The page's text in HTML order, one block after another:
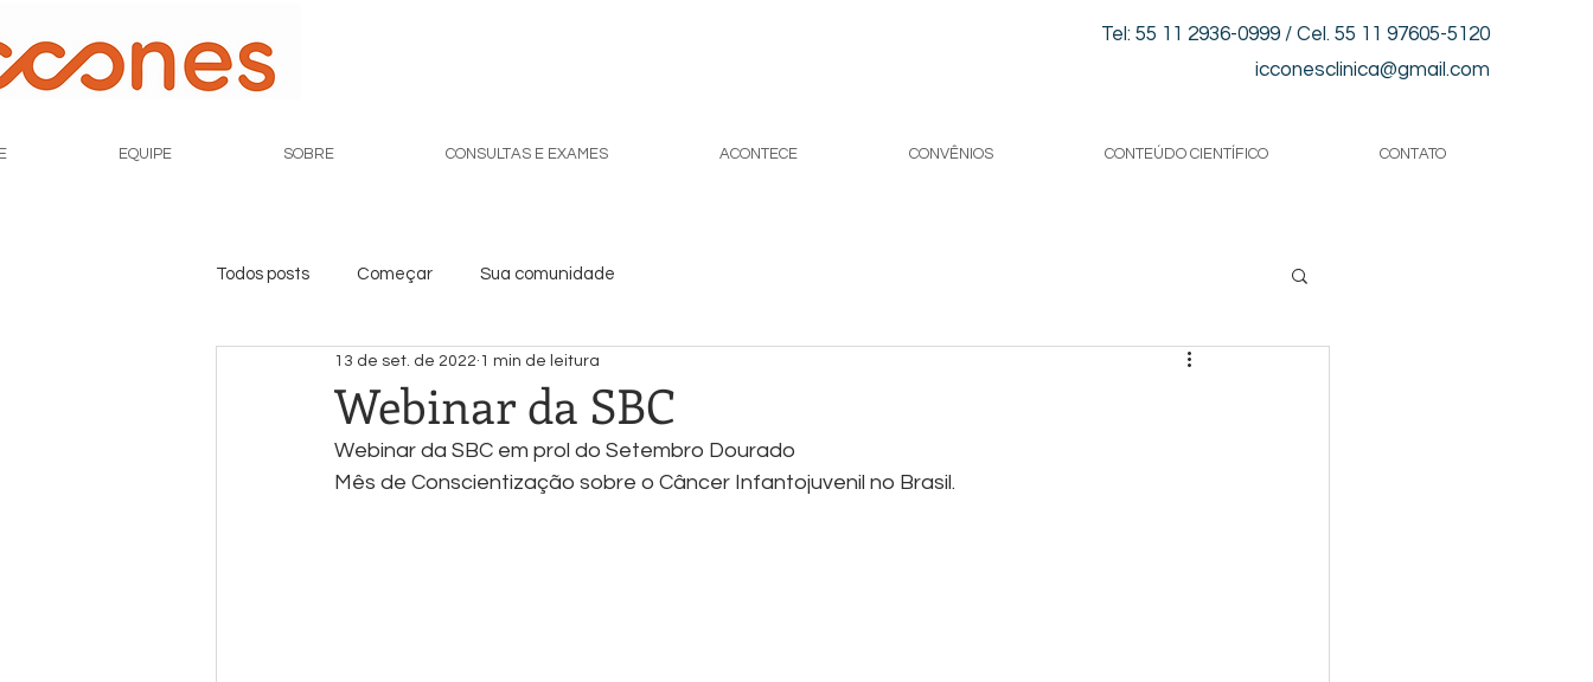
Tel: 55 11 2936-0999 / Cel. 55 11 97605-5120
icconesclinica@gmail.com
EQUIPE SOBRE CONSULTAS E EXAMES ACONTECE CONVÊNIOS CONTEÚDO CIENTÍFICO CONTATO
Todos posts Começar Sua comunidade
Webinar da SBC
13 de set. de 2022 1 min de leitura
Webinar da SBC em prol do Setembro Dourado
Mês de Conscientização sobre o Câncer Infantojuvenil no Brasil.